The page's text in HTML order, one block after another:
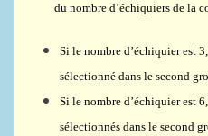
du nombre d’échiquiers de la
Si le nombre d’échiquier est
sélectionné dans le second
Si le nombre d’échiquier est
sélectionnés dans le second